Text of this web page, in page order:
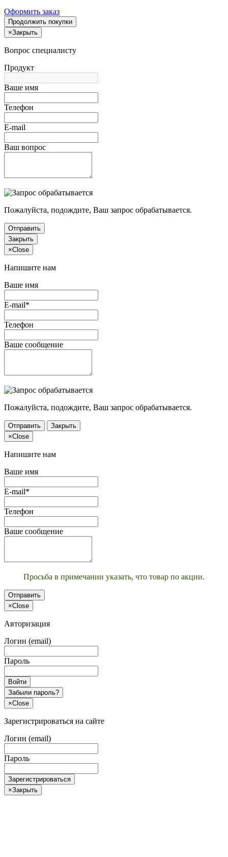
Оформить заказ
Продолжить покупки
×Закрыть
Вопрос специалисту
Продукт
Ваше имя
Телефон
E-mail
Ваш вопрос
Пожалуйста, подождите, Ваш запрос обрабатывается.
Отправить
Закрыть
×Close
Напишите нам
Ваше имя
E-mail*
Телефон
Ваше сообщение
Пожалуйста, подождите, Ваш запрос обрабатывается.
Отправить
Закрыть
×Close
Напишите нам
Ваше имя
E-mail*
Телефон
Ваше сообщение
Просьба в примечании указать, что товар по акции.
Отправить
×Close
Авторизация
Логин (email)
Пароль
Войти
Забыли пароль?
×Close
Зарегистрироваться на сайте
Логин (email)
Пароль
Зарегистрироваться
×Закрыть